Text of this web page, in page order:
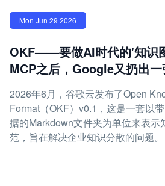
Mon Jun 29 2026
OKF——要做AI时代的'知识
MCP之后，Google又扔出
2026年6月，谷歌云发布了Open
Format（OKF）v0.1，这是一套以
据的Markdown文件夹为单位来表示
范，旨在解决企业知识分散的问题。